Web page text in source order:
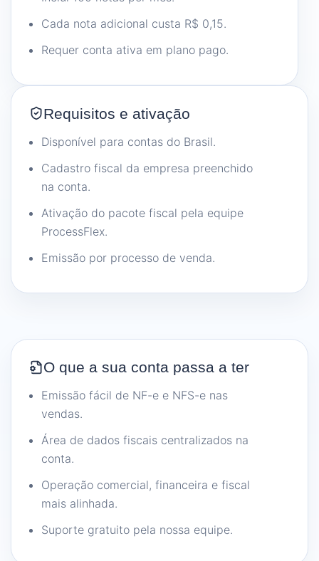
Cada nota adicional custa R$ 0,15.
Requer conta ativa em plano pago.
Requisitos e ativação
Disponível para contas do Brasil.
Cadastro fiscal da empresa preenchido
na conta.
Ativação do pacote fiscal pela equipe
ProcessFlex.
Emissão por processo de venda.
O que a sua conta passa a ter
Emissão fácil de NF-e e NFS-e nas
vendas.
Área de dados fiscais centralizados na
conta.
Operação comercial, financeira e fiscal
mais alinhada.
Suporte gratuito pela nossa equipe.